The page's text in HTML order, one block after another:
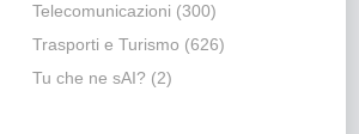
Telecomunicazioni (300)
Trasporti e Turismo (626)
Tu che ne sAI? (2)